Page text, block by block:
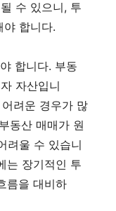
수 있으니, 투
야 합니다.
합니다. 부동
자산입니
려운 경우가 많
동산 매매가 원
려울 수 있습니
는 장기적인 투
름을 대비하